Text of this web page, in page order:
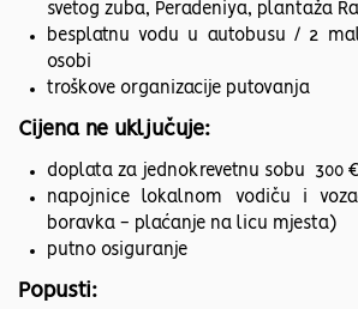
svetog zuba, Peradeniya, plantaža
besplatnu vodu u autobusu / 2
osobi
troškove organizacije putovanja
Cijena ne uključuje:
doplata za jednokrevetnu sobu 300 €
napojnice lokalnom vodiču i
boravka - plaćanje na licu mjesta)
putno osiguranje
Popusti: